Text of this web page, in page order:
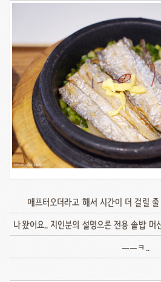
애프터오더라고 해서 시간이 더 걸릴
나왔어요.. 지인분의 설명으론 전용 솥밥 머
ㅡㅡㅋ..